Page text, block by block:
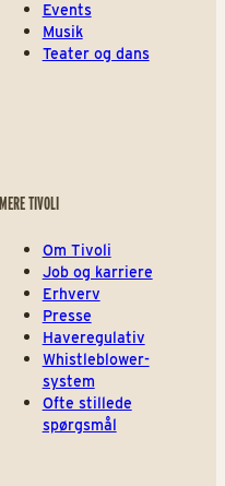
Events
Musik
Teater og dans
MERE TIVOLI
Om Tivoli
Job og karriere
Erhverv
Presse
Haveregulativ
Whistleblower-
system
Ofte stillede
spørgsmål